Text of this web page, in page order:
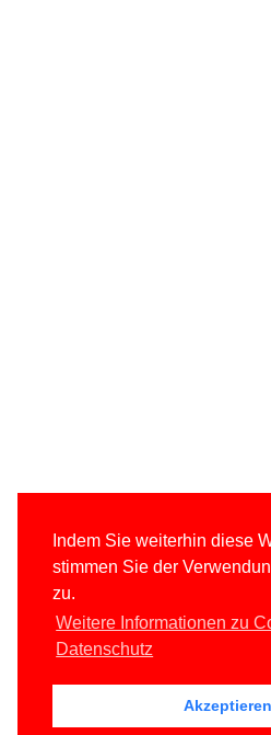
Indem Sie weiterhin diese
stimmen Sie der
zu.
Weitere Informationen zu
Datenschutz
Akzeptieren